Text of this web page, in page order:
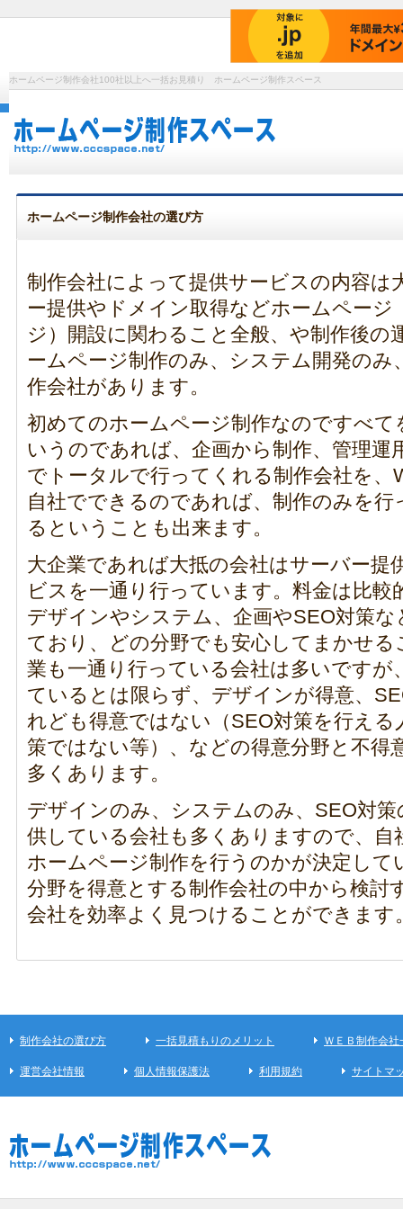
ホームページ制作会社100社以上へ一括お見積り ホームページ制作スペース
ホームページ制作会社の選び方
制作会社によって提供サービスの内容は
ー提供やドメイン取得などホームページ
ジ）開設に関わること全般、や制作後の
ームページ制作のみ、システム開発のみ
作会社があります。
初めてのホームページ制作なのですべ
いうのであれば、企画から制作、管理運
でトータルで行ってくれる制作会社を
自社でできるのであれば、制作のみを
るということも出来ます。
大企業であれば大抵の会社はサーバー提
ビスを一通り行っています。料金は比
デザインやシステム、企画やSEO対策
ており、どの分野でも安心してまかせ
業も一通り行っている会社は多いですが
ているとは限らず、デザインが得意、
れども得意ではない（SEO対策を行え
策ではない等）、などの得意分野と不得
多くあります。
デザインのみ、システムのみ、SEO対
供している会社も多くありますので、自
ホームページ制作を行うのかが決定して
分野を得意とする制作会社の中から検討
会社を効率よく見つけることができます
制作会社の選び方 一括見積もりのメリット ＷＥＢ制作会社
運営会社情報 個人情報保護法 利用規約 サイトマ